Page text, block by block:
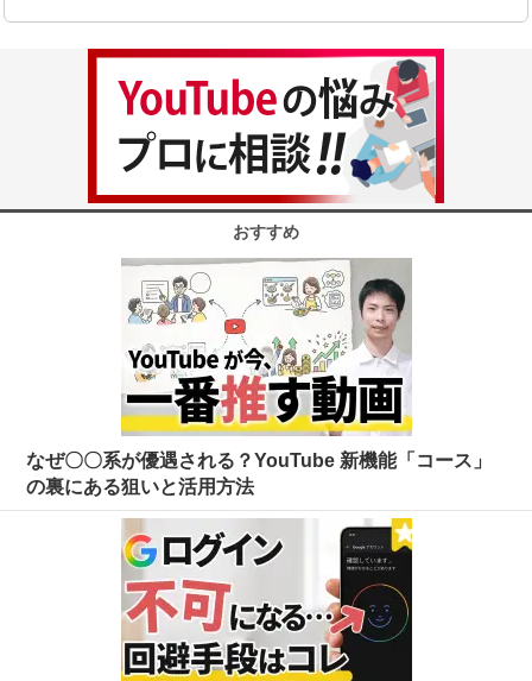
おすすめ
なぜ〇〇系が優遇される？YouTube 新機能「コース」
の裏にある狙いと活用方法